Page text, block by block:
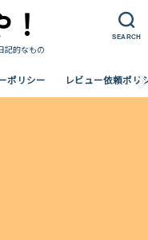
SEARCH
記的なもの
ポリシー レビュー依頼ポリ